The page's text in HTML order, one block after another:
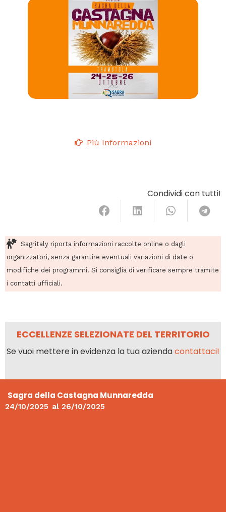
Più Informazioni
Condividi con tutti!
Sagritaly riporta informazioni raccolte online o dagli
organizzatori, senza garantire eventuali variazioni di date o
modifiche dei programmi. Si consiglia di verificare sempre tramite
i contatti ufficiali.
ECCELLENZE SELEZIONATE DEL TERRITORIO
Se vuoi mettere in evidenza la tua aziendacontattaci!
Sagra della Castagna Munnaredda
24/10/2025 al 26/10/2025